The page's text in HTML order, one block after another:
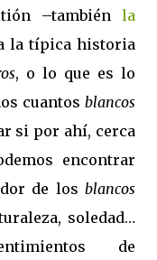
–también la
la típica historia
, o lo que es lo
cuantos blancos
si por ahí, cerca
encontrar
de los blancos
soledad…
de